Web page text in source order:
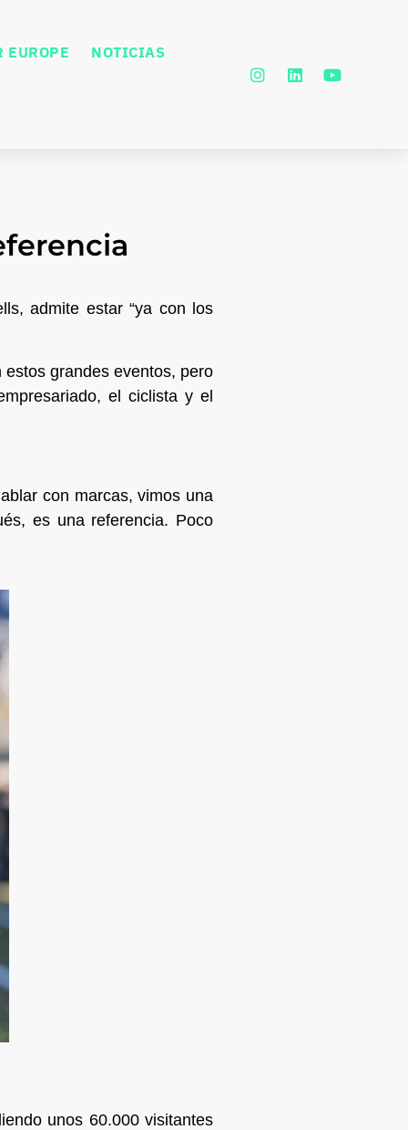
EUROPE NOTICIAS
admite estar “ya con los
grandes eventos, pero
el ciclista y el
con marcas, vimos una
es una referencia. Poco
unos 60.000 visitantes